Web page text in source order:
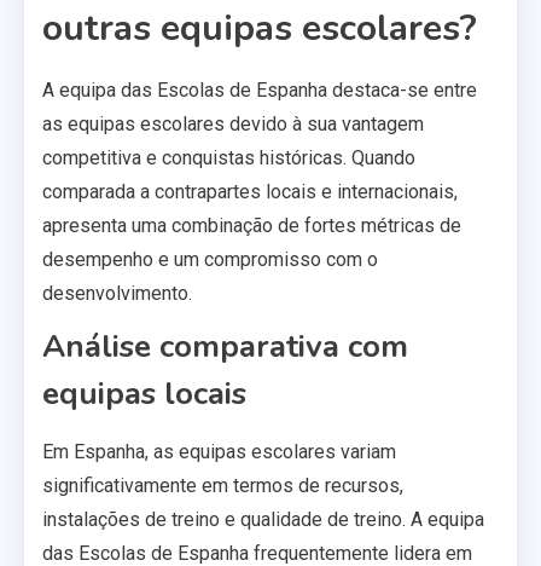
outras equipas escolares?
A equipa das Escolas de Espanha destaca-se entre
as equipas escolares devido à sua vantagem
competitiva e conquistas históricas. Quando
comparada a contrapartes locais e internacionais,
apresenta uma combinação de fortes métricas de
desempenho e um compromisso com o
desenvolvimento.
Análise comparativa com
equipas locais
Em Espanha, as equipas escolares variam
significativamente em termos de recursos,
instalações de treino e qualidade de treino. A equipa
das Escolas de Espanha frequentemente lidera em